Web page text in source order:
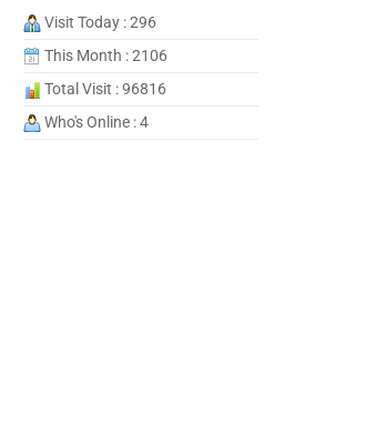
Visit Today : 296
This Month : 2106
Total Visit : 96816
Who's Online : 4